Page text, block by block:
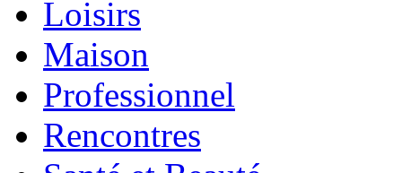
Loisirs
Maison
Professionnel
Rencontres